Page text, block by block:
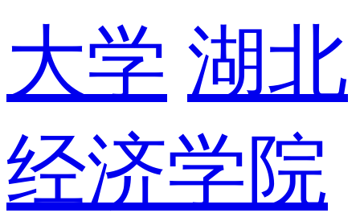
大学 湖北
经济学院